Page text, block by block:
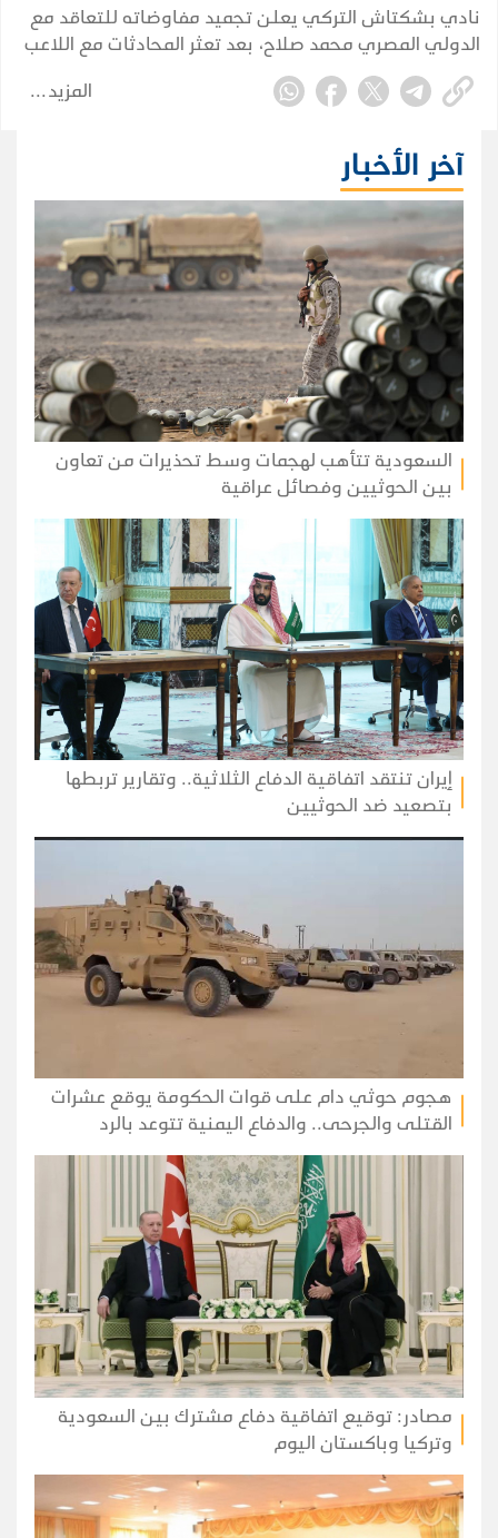
نادي بشكتاش التركي يعلن تجميد مفاوضاته للتعاقد مع
الدولي المصري محمد صلاح، بعد تعثر المحادثات مع اللاعب
وممثليه بسبب خلافات مالية، وفق ما أكده المدير الرياضي
للنادي أوندير أوزين.
المزيد
آخر الأخبار
السعودية تتأهب لهجمات وسط تحذيرات من تعاون
بين الحوثيين وفصائل عراقية
إيران تنتقد اتفاقية الدفاع الثلاثية.. وتقارير تربطها
بتصعيد ضد الحوثيين
هجوم حوثي دام على قوات الحكومة يوقع عشرات
القتلى والجرحى.. والدفاع اليمنية تتوعد بالرد
مصادر: توقيع اتفاقية دفاع مشترك بين السعودية
وتركيا وباكستان اليوم